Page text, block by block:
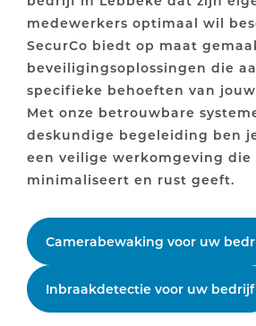
medewerkers optimaal wil
SecurCo biedt op maat
beveiligingsoplossingen die
specifieke behoeften van
Met onze betrouwbare
deskundige begeleiding ben
een veilige werkomgeving die
minimaliseert en rust geeft.
Camerabewaking voor uw
Inbraakdetectie voor uw bedrijf